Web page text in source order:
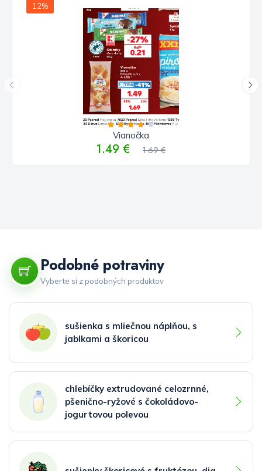
12%
Vianočka
1.49 € 1.69 €
Podobné potraviny
Vyberte si z podobných produktov
sušienka s mliečnou náplňou, s
jablkami a škoricou
chlebíčky extrudované celozrnné,
pšenično-ryžové s čokoládovo-
jogurtovou polevou